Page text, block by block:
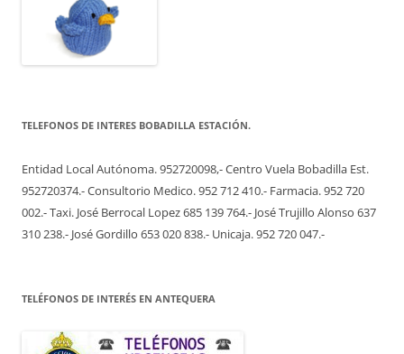
TELEFONOS DE INTERES BOBADILLA ESTACIÓN.
Entidad Local Autónoma. 952720098,- Centro Vuela Bobadilla Est.
952720374.- Consultorio Medico. 952 712 410.- Farmacia. 952 720
002.- Taxi. José Berrocal Lopez 685 139 764.- José Trujillo Alonso 637
310 238.- José Gordillo 653 020 838.- Unicaja. 952 720 047.-
TELÉFONOS DE INTERÉS EN ANTEQUERA